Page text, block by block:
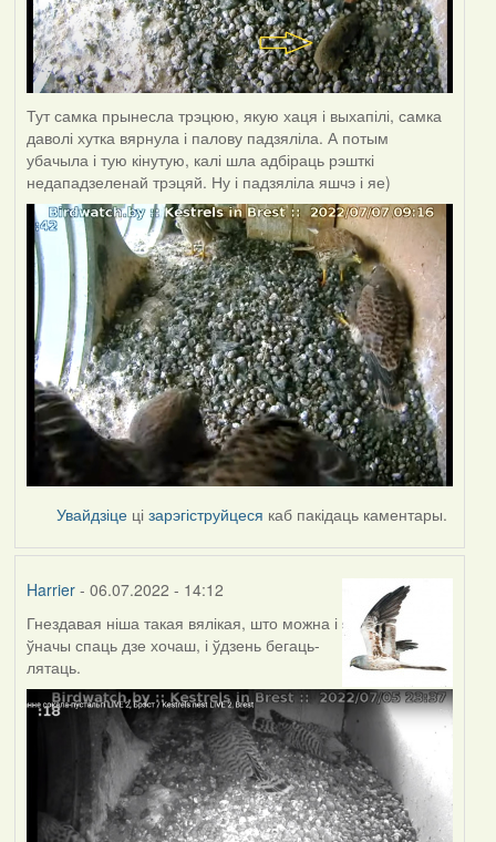
Тут самка прынесла трэцюю, якую хаця і выхапілі, самка
даволі хутка вярнула і палову падзяліла. А потым
убачыла і тую кінутую, калі шла адбіраць рэшткі
недападзеленай трэцяй. Ну і падзяліла яшчэ і яе)
Увайдзіце цізарэгіструйцеся каб пакідаць каментары.
Harrier- 06.07.2022 - 14:12
Гнездавая ніша такая вялікая, што можна і
ўначы спаць дзе хочаш, і ўдзень бегаць-
лятаць.